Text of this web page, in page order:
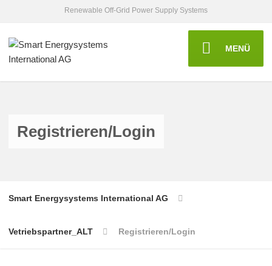
Renewable Off-Grid Power Supply Systems
MENÜ
Registrieren/Login
Smart Energysystems International AG
Vetriebspartner_ALT Registrieren/Login